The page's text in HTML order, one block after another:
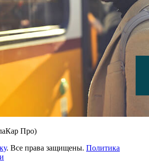
Про)
. Все права защищены. Политика